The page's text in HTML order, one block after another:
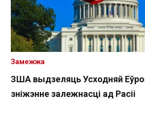
ЗША выдзеляць Усходняй
зніжэнне залежнасці ад Расіі
Замежжа